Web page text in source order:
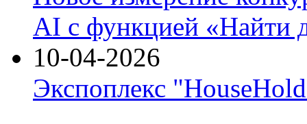
AI с функцией «Найти
10-04-2026
Экспоплекс